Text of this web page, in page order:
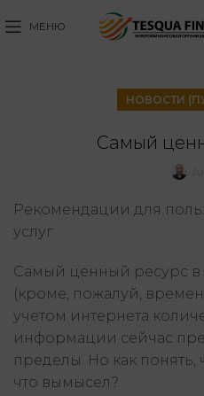
МЕНЮ
НОВОСТИ
Самый
Рекомендации для
услуг
Самый ценный ресурс
(кроме, пожалуй,
учетом интернета
информации сейчас
пределы. Но как понять,
что вымысел?